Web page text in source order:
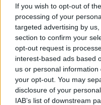
If you wish to opt-out of
processing of your
targeted advertising by
section to confirm your
opt-out request is
interest-based ads based
us or personal
your opt-out. You may
disclosure of your
IAB’s list of downstream